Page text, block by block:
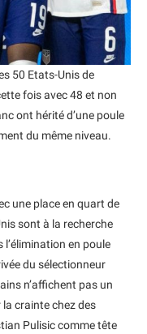
50 Etats-Unis de
fois avec 48 et non
ont hérité d’une poule
du même niveau.
une place en quart de
sont à la recherche
en poule
du sélectionneur
n’affichent pas un
crainte chez des
Pulisic comme tête